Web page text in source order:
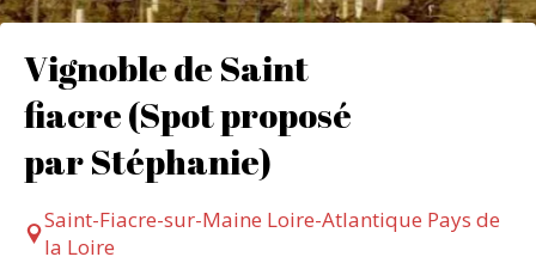
Vignoble de Saint
fiacre (Spot proposé
par Stéphanie)
Saint-Fiacre-sur-Maine Loire-Atlantique Pays de
la Loire